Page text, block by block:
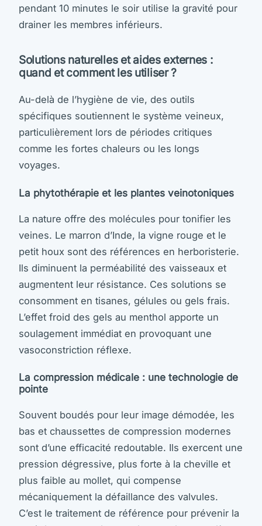
pendant 10 minutes le soir utilise la gravité pour
drainer les membres inférieurs.
Solutions naturelles et aides externes :
quand et comment les utiliser ?
Au-delà de l’hygiène de vie, des outils
spécifiques soutiennent le système veineux,
particulièrement lors de périodes critiques
comme les fortes chaleurs ou les longs
voyages.
La phytothérapie et les plantes veinotoniques
La nature offre des molécules pour tonifier les
veines. Le marron d’Inde, la vigne rouge et le
petit houx sont des références en herboristerie.
Ils diminuent la perméabilité des vaisseaux et
augmentent leur résistance. Ces solutions se
consomment en tisanes, gélules ou gels frais.
L’effet froid des gels au menthol apporte un
soulagement immédiat en provoquant une
vasoconstriction réflexe.
La compression médicale : une technologie de
pointe
Souvent boudés pour leur image démodée, les
bas et chaussettes de compression modernes
sont d’une efficacité redoutable. Ils exercent une
pression dégressive, plus forte à la cheville et
plus faible au mollet, qui compense
mécaniquement la défaillance des valvules.
C’est le traitement de référence pour prévenir la